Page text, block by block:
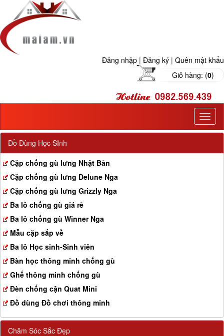
Đăng nhập | Đăng ký | Quên mật khẩu
Giỏ hàng: (0)
T
o
Đồ Dùng Học SInh
Cặp chống gù lưng Nhật Bản
Cặp chống gù lưng Delune Nga
Cặp chống gù lưng Grizzly Nga
Ba lô chống gù giá rẻ
Ba lô chống gù Winner Nga
Mẫu cặp sắp về
Ba lô Học sinh-Sinh viên
Bàn học thông minh chống gù
Ghế thông minh chống gù
Đèn chống cận Quat Mini
Đồ dùng Đồ chơi thông minh
Chăm Sóc Sắc Đẹp